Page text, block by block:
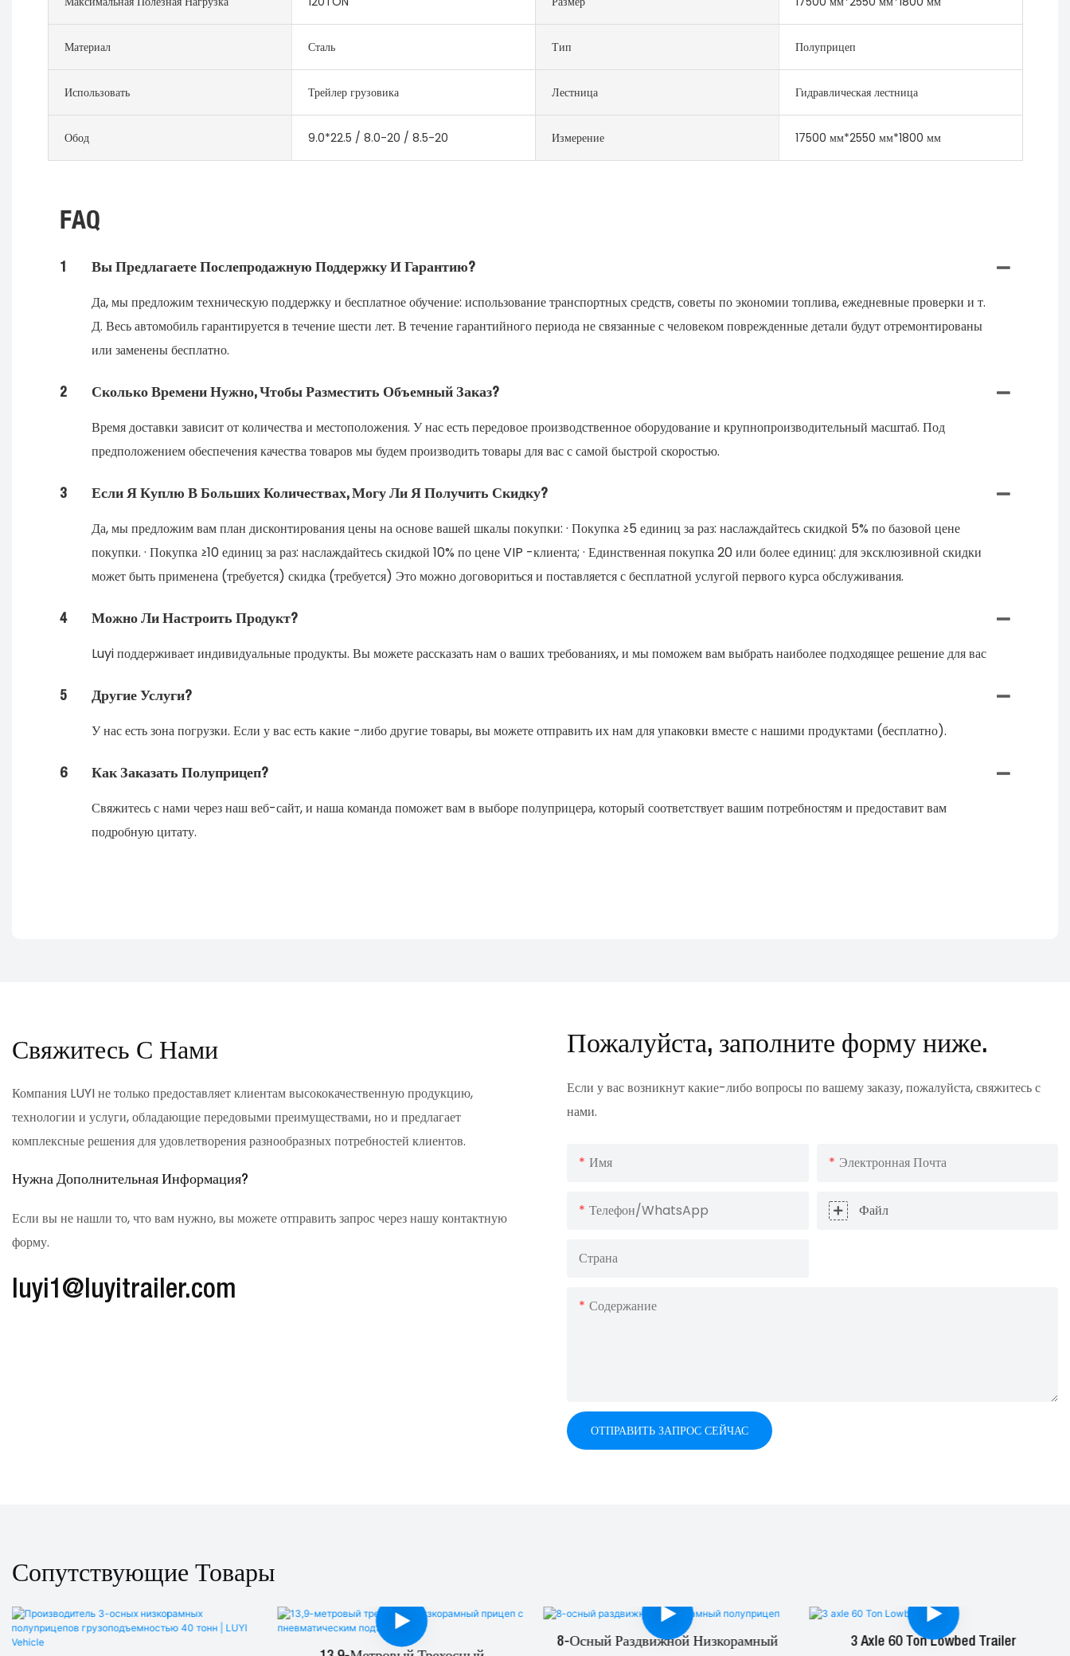
Материал Сталь Тип Полуприцеп
Использовать Трейлер грузовика Лестница Гидравлическая лестница
Обод 9.0*22.5 / 8.0-20 / 8.5-20 Измерение 17500 мм*2550 мм*1800 мм
FAQ
1 Вы Предлагаете Послепродажную Поддержку И Гарантию?
Да, мы предложим техническую поддержку и бесплатное обучение: использование транспортных средств, советы по экономии топлива, ежедневные проверки и т.
Д. Весь автомобиль гарантируется в течение шести лет. В течение гарантийного периода не связанные с человеком поврежденные детали будут отремонтированы
или заменены бесплатно.
2 Сколько Времени Нужно, Чтобы Разместить Объемный Заказ?
Время доставки зависит от количества и местоположения. У нас есть передовое производственное оборудование и крупнопроизводительный масштаб. Под
предположением обеспечения качества товаров мы будем производить товары для вас с самой быстрой скоростью.
3 Если Я Куплю В Больших Количествах, Могу Ли Я Получить Скидку?
Да, мы предложим вам план дисконтирования цены на основе вашей шкалы покупки: · Покупка ≥5 единиц за раз: наслаждайтесь скидкой 5% по базовой цене
покупки. · Покупка ≥10 единиц за раз: наслаждайтесь скидкой 10% по цене VIP -клиента; · Единственная покупка 20 или более единиц: для эксклюзивной скидки
может быть применена (требуется) скидка (требуется) Это можно договориться и поставляется с бесплатной услугой первого курса обслуживания.
4 Можно Ли Настроить Продукт?
Luyi поддерживает индивидуальные продукты. Вы можете рассказать нам о ваших требованиях, и мы поможем вам выбрать наиболее подходящее решение для вас
5 Другие Услуги?
У нас есть зона погрузки. Если у вас есть какие -либо другие товары, вы можете отправить их нам для упаковки вместе с нашими продуктами (бесплатно).
6 Как Заказать Полуприцеп?
Свяжитесь с нами через наш веб-сайт, и наша команда поможет вам в выборе полуприцера, который соответствует вашим потребностям и предоставит вам
подробную цитату.
Свяжитесь С Нами
Компания LUYI не только предоставляет клиентам высококачественную продукцию,
технологии и услуги, обладающие передовыми преимуществами, но и предлагает
комплексные решения для удовлетворения разнообразных потребностей клиентов.
Нужна Дополнительная Информация?
Если вы не нашли то, что вам нужно, вы можете отправить запрос через нашу контактную
форму.
luyi1@luyitrailer.com
Пожалуйста, заполните форму ниже.
Если у вас возникнут какие-либо вопросы по вашему заказу, пожалуйста, свяжитесь с
нами.
Имя Электронная Почта
Телефон/WhatsApp Файл
Страна
Содержание
ОТПРАВИТЬ ЗАПРОС СЕЙЧАС
Сопутствующие Товары
8-Осный Раздвижной Низкорамный 3 Axle 60 Ton Lowbed Trailer